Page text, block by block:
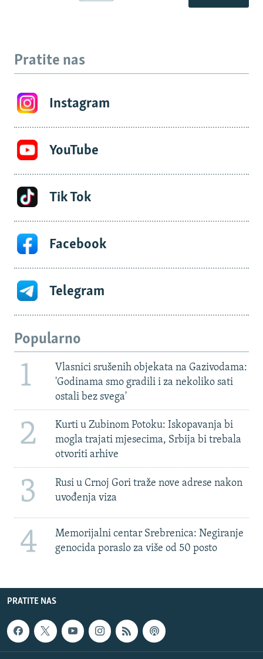
Pratite nas
Instagram
YouTube
Tik Tok
Facebook
Telegram
Popularno
1
Vlasnici srušenih objekata na Gazivodama:
'Godinama smo gradili i za nekoliko sati
ostali bez svega'
2
Kurti u Zubinom Potoku: Iskopavanja bi
mogla trajati mjesecima, Srbija bi trebala
otvoriti arhive
3
Rusi u Crnoj Gori traže nove adrese nakon
uvođenja viza
4
Memorijalni centar Srebrenica: Negiranje
genocida poraslo za više od 50 posto
PRATITE NAS